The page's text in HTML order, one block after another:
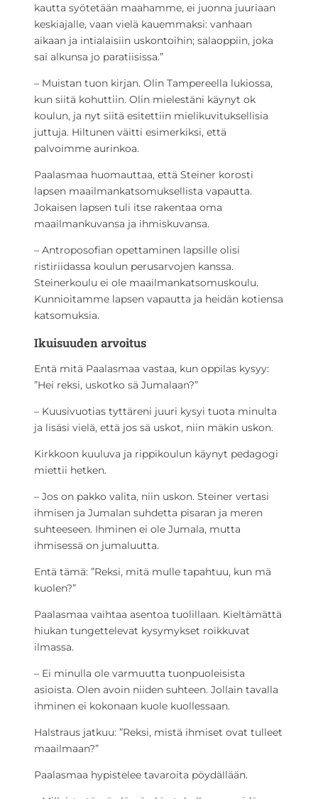
kautta syötetään maahamme, ei juonna juuriaan
keskiajalle, vaan vielä kauemmaksi: vanhaan
aikaan ja intialaisiin uskontoihin; salaoppiin, joka
sai alkunsa jo paratiisissa.”
– Muistan tuon kirjan. Olin Tampereella lukiossa,
kun siitä kohuttiin. Olin mielestäni käynyt ok
koulun, ja nyt siitä esitettiin mielikuvituksellisia
juttuja. Hiltunen väitti esimerkiksi, että
palvoimme aurinkoa.
Paalasmaa huomauttaa, että Steiner korosti
lapsen maailmankatsomuksellista vapautta.
Jokaisen lapsen tuli itse rakentaa oma
maailmankuvansa ja ihmiskuvansa.
– Antroposofian opettaminen lapsille olisi
ristiriidassa koulun perusarvojen kanssa.
Steinerkoulu ei ole maailmankatsomuskoulu.
Kunnioitamme lapsen vapautta ja heidän kotiensa
katsomuksia.
Ikuisuuden arvoitus
Entä mitä Paalasmaa vastaa, kun oppilas kysyy:
”Hei reksi, uskotko sä Jumalaan?”
– Kuusivuotias tyttäreni juuri kysyi tuota minulta
ja lisäsi vielä, että jos sä uskot, niin mäkin uskon.
Kirkkoon kuuluva ja rippikoulun käynyt pedagogi
miettii hetken.
– Jos on pakko valita, niin uskon. Steiner vertasi
ihmisen ja Jumalan suhdetta pisaran ja meren
suhteeseen. Ihminen ei ole Jumala, mutta
ihmisessä on jumaluutta.
Entä tämä: ”Reksi, mitä mulle tapahtuu, kun mä
kuolen?”
Paalasmaa vaihtaa asentoa tuolillaan. Kieltämättä
hiukan tungettelevat kysymykset roikkuvat
ilmassa.
– Ei minulla ole varmuutta tuonpuoleisista
asioista. Olen avoin niiden suhteen. Jollain tavalla
ihminen ei kokonaan kuole kuollessaan.
Halstraus jatkuu: ”Reksi, mistä ihmiset ovat tulleet
maailmaan?”
Paalasmaa hypistelee tavaroita pöydällään.